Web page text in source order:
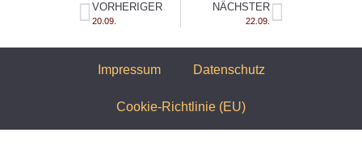
VORHERIGER
20.09.
NÄCHSTER
22.09.
Impressum Datenschutz
Cookie-Richtlinie (EU)